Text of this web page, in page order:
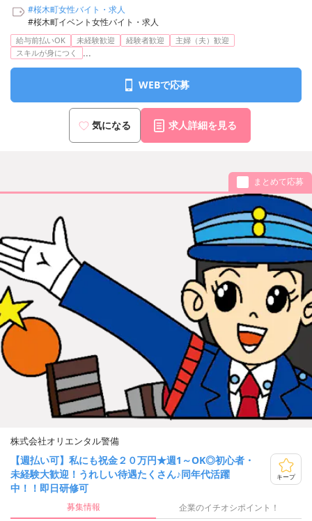
神奈川県横浜市神奈川区鶴屋町3-29-9 タクエー横浜西口第6ビル3F アク
セス：「横浜駅」西口から徒歩3分 株式会社オリエンタル警備 横浜支社/
関内駅周辺エリア
#桜木町女性バイト・求人
#桜木町イベント女性バイト・求人
給与前払いOK 未経験歓迎 経験者歓迎
主婦（夫）歓迎
スキルが身につく
...
WEBで応募
気になる 求人詳細を見る
まとめて応募
株式会社オリエンタル警備
【週払い可】私にも祝金２０万円★週1～OK◎初心者・
未経験大歓迎！うれしい待遇たくさん♪同年代活躍
中！！即日研修可
キープ
募集情報 企業のイチオシポイント！